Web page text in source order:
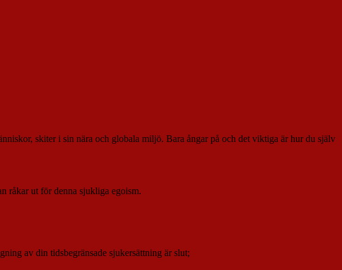
skiter i sin nära och globala miljö. Bara ångar på och det viktiga är hur du själv
råkar ut för denna sjukliga egoism.
av din tidsbegränsade sjukersättning är slut;